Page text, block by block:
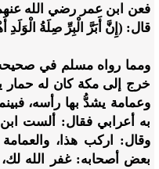
فعن ابن عمر رضي الله
قال: (إِنَّ أَبَرَّ الْبِرِّ صِلَةُ
ومما رواه مسلم في
خرج إلى مكة كان له حمار
وعمامة يشدُّ بها رأسه،
به أعرابي فقال: ألست
وقال: اركب هذا،
بعض أصحابه: غفر الله